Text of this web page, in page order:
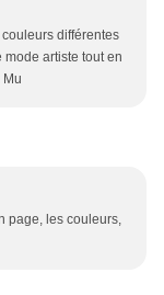
différentes
artiste tout en
page, les couleurs,